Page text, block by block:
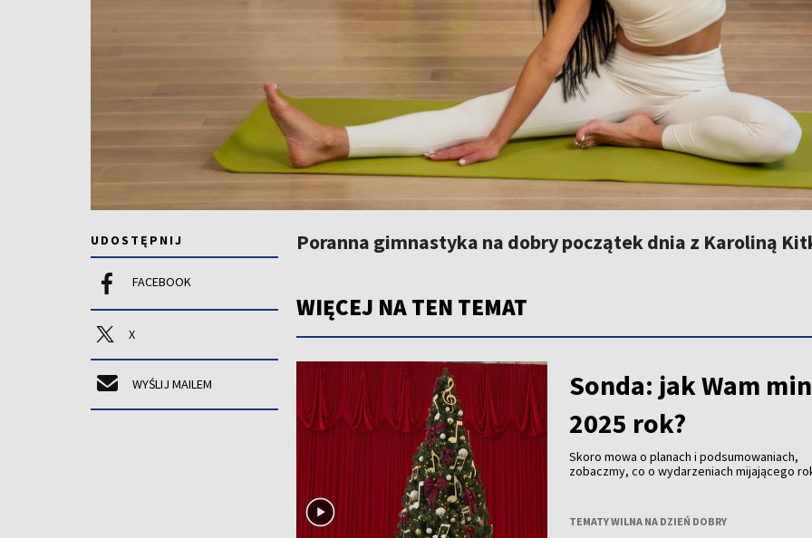
UDOSTĘPNIJ
FACEBOOK
X
WYŚLIJ MAILEM
Poranna gimnastyka na dobry początek dnia z Karoliną
WIĘCEJ NA TEN TEMAT
Sonda: jak Wam
2025 rok?
Skoro mowa o planach i podsumowaniach,
zobaczmy, co o wydarzeniach mijającego
TEMATY WILNA NA DZIEŃ DOBRY